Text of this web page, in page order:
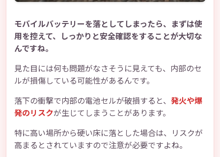
モバイルバッテリーを落としてしまったら、まずは使
用を控えて、しっかりと安全確認をすることが大切な
んですね。
見た目には何も問題がなさそうに見えても、内部のセ
ルが損傷している可能性があるんです。
落下の衝撃で内部の電池セルが破損すると、 発火や爆
発のリスクが生じてしまうことがあります。
特に高い場所から硬い床に落とした場合は、リスクが
高まるとされていますので注意が必要ですよね。